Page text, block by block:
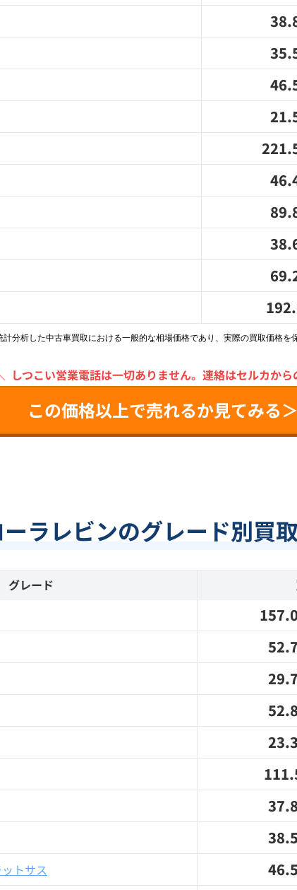
分析した中古車買取における一般的な相場価格であり、実際の買取価格を
しつこい営業電話は一切ありません。 連絡はセルカから
この価格以上で売れるか見てみる＞
ラレビンのグレード別買
グレード
52.7
29.7
52.8
23.3
37.8
38.5
トサス 46.5